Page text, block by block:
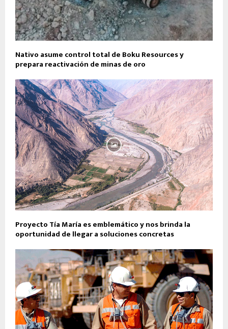
Nativo asume control total de Boku Resources y
prepara reactivación de minas de oro
Proyecto Tía María es emblemático y nos brinda la
oportunidad de llegar a soluciones concretas